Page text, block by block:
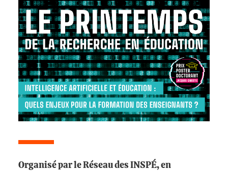
Organisé par le Réseau des INSPÉ, en